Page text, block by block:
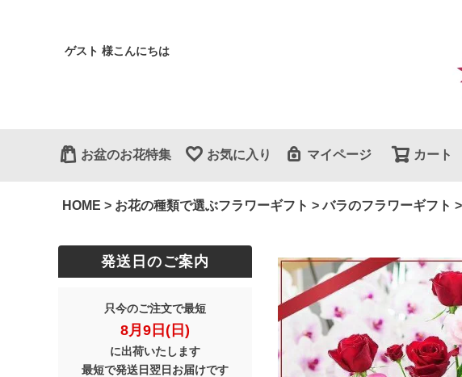
ゲスト 様こんにちは
お盆のお花特集 お気に入り マイページ カート
HOME お花の種類で選ぶフラワーギフト バラのフラワーギフト
発送日のご案内
只今のご注文で最短
8月9日(日)
に出荷いたします
最短で発送日翌日お届けです